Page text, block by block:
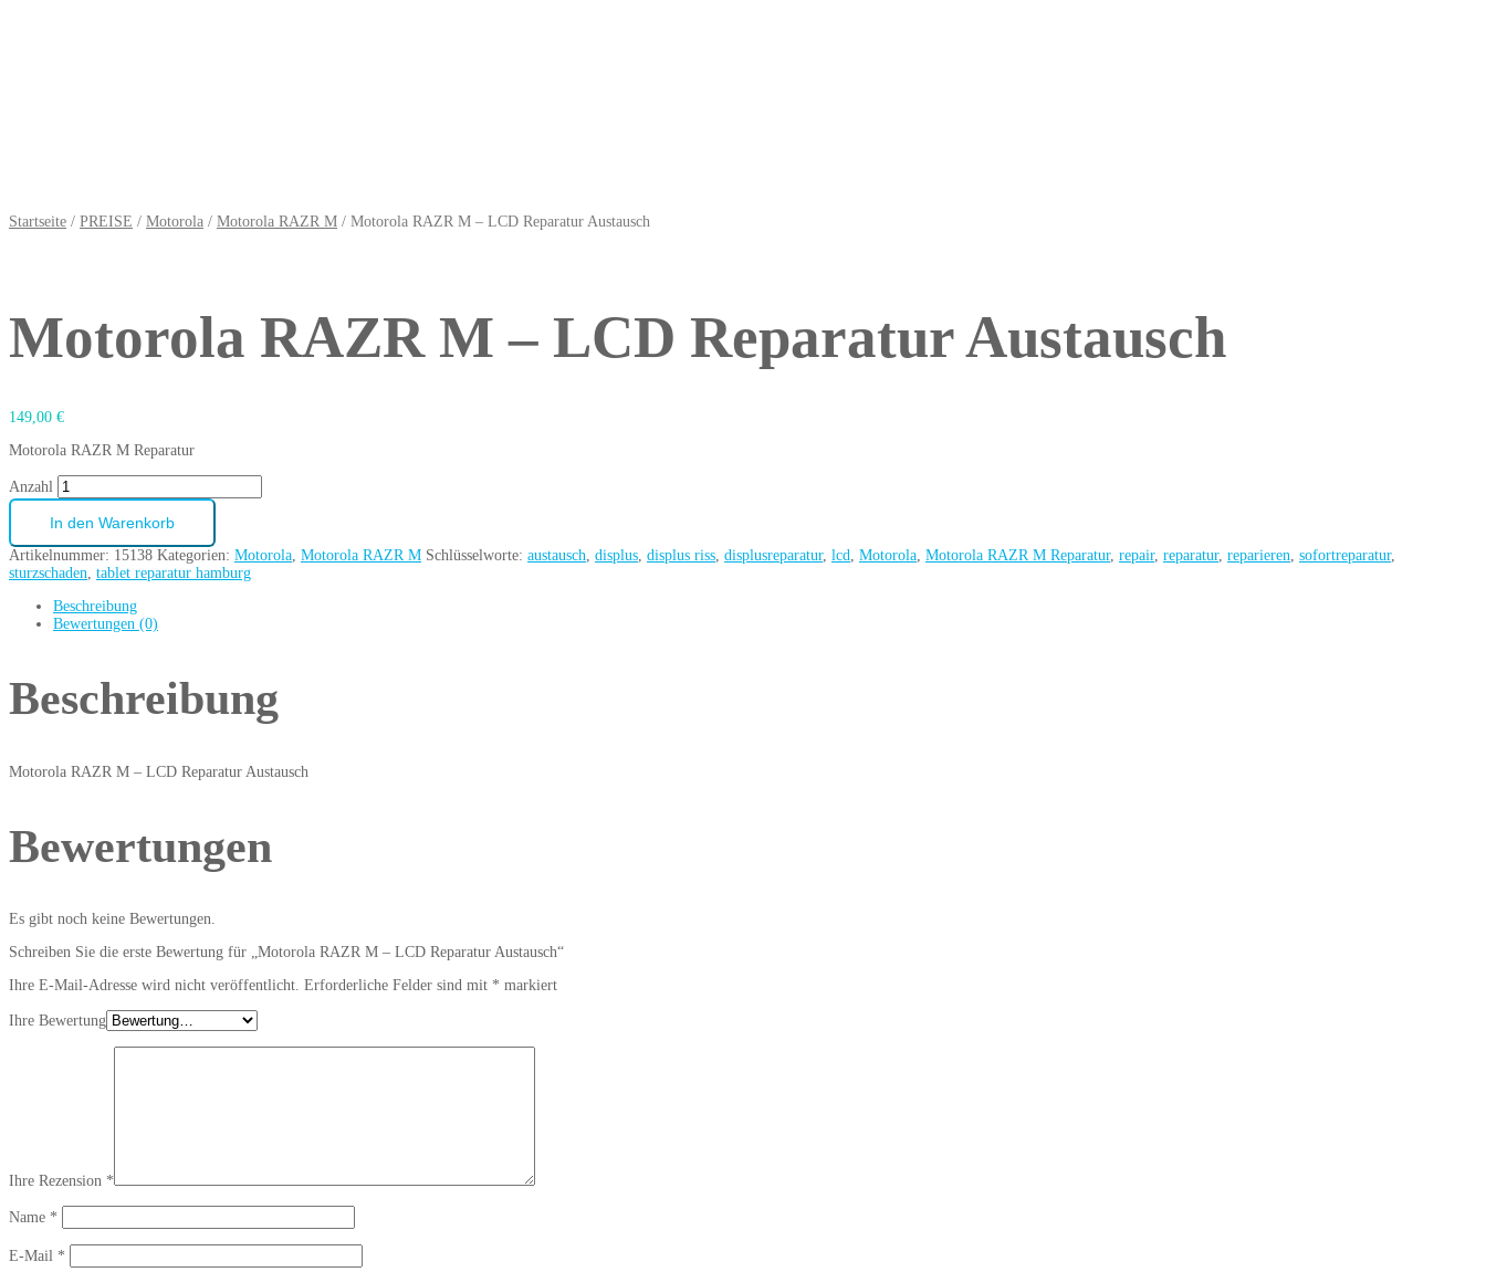
Startseite / PREISE / Motorola / Motorola RAZR M / Motorola RAZR M – LCD Reparatur Austausch
Motorola RAZR M – LCD Reparatur Austausch
149,00 €
Motorola RAZR M Reparatur
Anzahl
In den Warenkorb
Artikelnummer: 15138 Kategorien: Motorola, Motorola RAZR M Schlüsselworte: austausch, displus, displus riss, displusreparatur, lcd, Motorola, Motorola RAZR M Reparatur, repair, reparatur, reparieren, sofortreparatur,
sturzschaden, tablet reparatur hamburg
Beschreibung
Bewertungen (0)
Beschreibung
Motorola RAZR M – LCD Reparatur Austausch
Bewertungen
Es gibt noch keine Bewertungen.
Schreiben Sie die erste Bewertung für „Motorola RAZR M – LCD Reparatur Austausch“
Ihre E-Mail-Adresse wird nicht veröffentlicht. Erforderliche Felder sind mit * markiert
Ihre Bewertung
Ihre Rezension *
Name *
E-Mail *